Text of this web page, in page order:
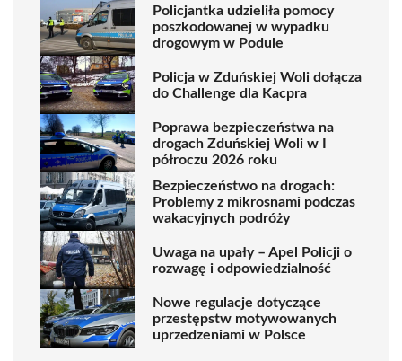
Policjantka udzieliła pomocy
poszkodowanej w wypadku
drogowym w Podule
Policja w Zduńskiej Woli dołącza
do Challenge dla Kacpra
Poprawa bezpieczeństwa na
drogach Zduńskiej Woli w I
półroczu 2026 roku
Bezpieczeństwo na drogach:
Problemy z mikrosnami podczas
wakacyjnych podróży
Uwaga na upały – Apel Policji o
rozwagę i odpowiedzialność
Nowe regulacje dotyczące
przestępstw motywowanych
uprzedzeniami w Polsce